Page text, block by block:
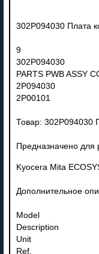
302P094030 Плата
9
302P094030
PARTS PWB ASSY
2P094030
2P00101
Товар: 302P094030
Предназначено
Kyocera Mita
Дополнительное
Model
Description
Unit
Ref.